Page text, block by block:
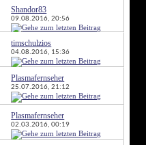
Shandor83
09.08.2016, 20:56
timschulzios
04.08.2016, 15:36
Plasmafernseher
25.07.2016, 21:12
Plasmafernseher
02.03.2016, 00:19